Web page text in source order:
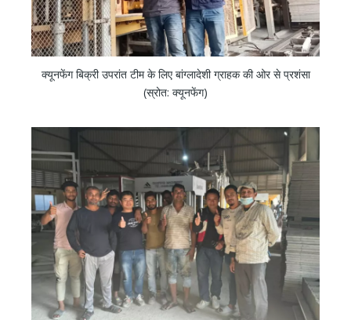
क्यूनफेंग बिक्री उपरांत टीम के लिए बांग्लादेशी ग्राहक की ओर से प्रशंसा
(स्रोत: क्यूनफेंग)